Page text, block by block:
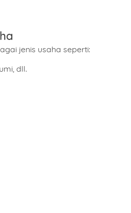
jenis usaha seperti:
dll.